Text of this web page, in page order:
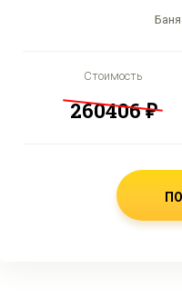
Стоимость
260406 ₽